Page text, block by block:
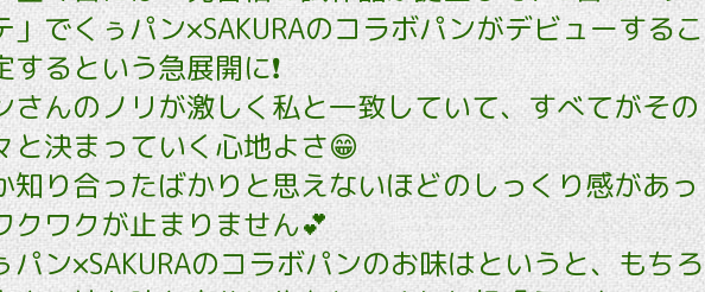
」でくぅパン×SAKURAのコラボパンがデビューするこ
するという急展開に❗️
さんのノリが激しく私と一致していて、すべてがその
と決まっていく心地よさ😁
知り合ったばかりと思えないほどのしっくり感があっ
クワクが止まりません💕
パン×SAKURAのコラボパンのお味はというと、もちろ